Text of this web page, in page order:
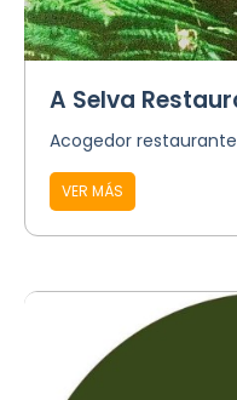
A Selva
Acogedor
VER MÁS